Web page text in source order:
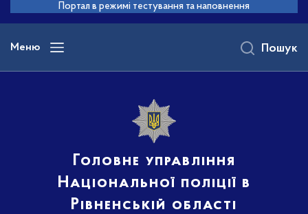
основного
вмісту
Портал в режимі тестування та наповнення
Меню
Головне управління
Національної поліції в
Рівненській області
Пошук